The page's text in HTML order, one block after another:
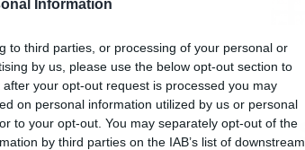
Information
to third parties, or processing of your personal or
by us, please use the below opt-out section to
your opt-out request is processed you may
on personal information utilized by us or personal
to your opt-out. You may separately opt-out of the
by third parties on the IAB’s list of downstream